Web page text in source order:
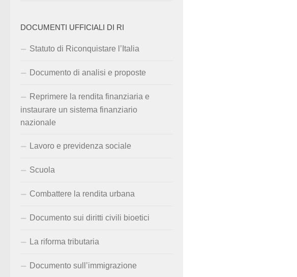
DOCUMENTI UFFICIALI DI RI
Statuto di Riconquistare l’Italia
Documento di analisi e proposte
Reprimere la rendita finanziaria e
instaurare un sistema finanziario
nazionale
Lavoro e previdenza sociale
Scuola
Combattere la rendita urbana
Documento sui diritti civili bioetici
La riforma tributaria
Documento sull’immigrazione